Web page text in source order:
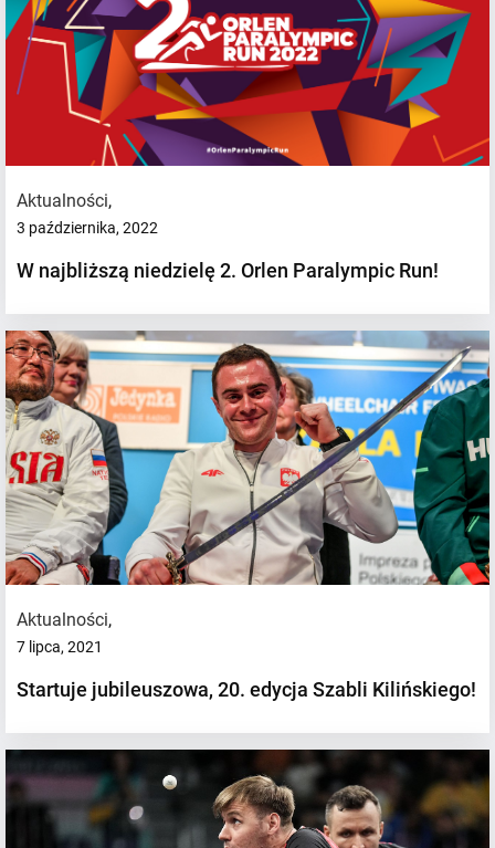
Aktualności,
3 października, 2022
W najbliższą niedzielę 2. Orlen Paralympic Run!
Aktualności,
7 lipca, 2021
Startuje jubileuszowa, 20. edycja Szabli Kilińskiego!